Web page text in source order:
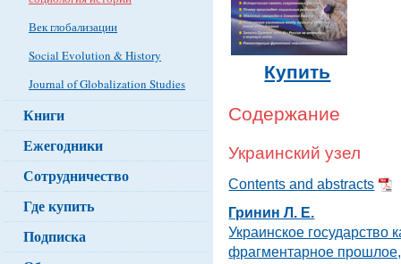
Купить
Содержание
Украинский узел
Contents and abstracts
Гринин Л. Е.
Украинское государство
фрагментарное
Век глобализации
Social Evolution & History
Journal of Globalization Studies
Книги
Ежегодники
Сотрудничество
Где купить
Подписка